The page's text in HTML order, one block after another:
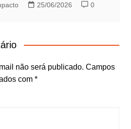
25/06/2026 0
não será publicado. Campos
com *